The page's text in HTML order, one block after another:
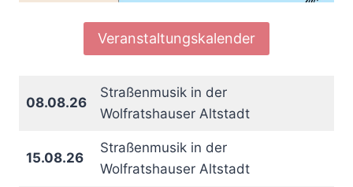
Veranstaltungskalender
08.08.26
Straßenmusik in der
Wolfratshauser Altstadt
15.08.26
Straßenmusik in der
Wolfratshauser Altstadt